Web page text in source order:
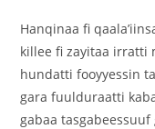
Hanqinaa fi
killee fi zayitaa irratti
hundatti fooyyessin
gara fuulduraatti
gabaa